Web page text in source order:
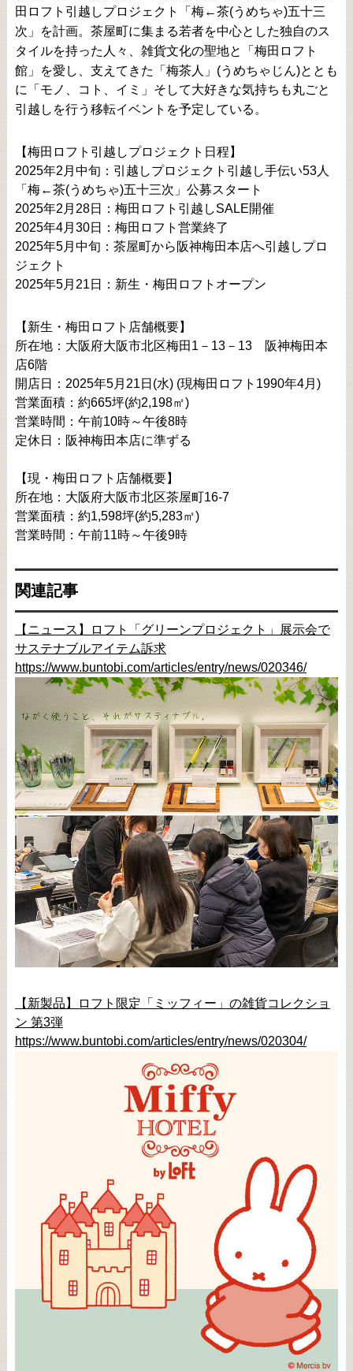
田ロフト引越しプロジェクト「梅←茶(うめちゃ)五十三
次」を計画。茶屋町に集まる若者を中心とした独自のス
タイルを持った人々、雑貨文化の聖地と「梅田ロフト
館」を愛し、支えてきた「梅茶人」(うめちゃじん)ととも
に「モノ、コト、イミ」そして大好きな気持ちも丸ごと
引越しを行う移転イベントを予定している。
【梅田ロフト引越しプロジェクト日程】
2025年2月中旬：引越しプロジェクト引越し手伝い53人
「梅←茶(うめちゃ)五十三次」公募スタート
2025年2月28日：梅田ロフト引越しSALE開催
2025年4月30日：梅田ロフト営業終了
2025年5月中旬：茶屋町から阪神梅田本店へ引越しプロ
ジェクト
2025年5月21日：新生・梅田ロフトオープン
【新生・梅田ロフト店舗概要】
所在地：大阪府大阪市北区梅田1－13－13 阪神梅田本
店6階
開店日：2025年5月21日(水) (現梅田ロフト1990年4月)
営業面積：約665坪(約2,198㎡)
営業時間：午前10時～午後8時
定休日：阪神梅田本店に準ずる
【現・梅田ロフト店舗概要】
所在地：大阪府大阪市北区茶屋町16-7
営業面積：約1,598坪(約5,283㎡)
営業時間：午前11時～午後9時
関連記事
【ニュース】ロフト「グリーンプロジェクト」展示会で
サステナブルアイテム訴求
https://www.buntobi.com/articles/entry/news/020346/
【新製品】ロフト限定「ミッフィー」の雑貨コレクショ
ン 第3弾
https://www.buntobi.com/articles/entry/news/020304/